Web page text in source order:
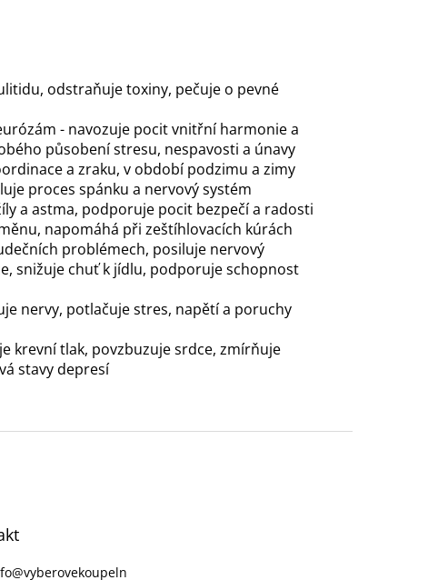
odstraňuje toxiny, pečuje o pevné
- navozuje pocit vnitřní harmonie a
působení stresu, nespavosti a únavy
a zraku, v období podzimu a zimy
proces spánku a nervový systém
a astma, podporuje pocit bezpečí a radosti
napomáhá při zeštíhlovacích kúrách
problémech, posiluje nervový
snižuje chuť k jídlu, podporuje schopnost
nervy, potlačuje stres, napětí a poruchy
krevní tlak, povzbuzuje srdce, zmírňuje
stavy depresí
@vyberovekoupeln